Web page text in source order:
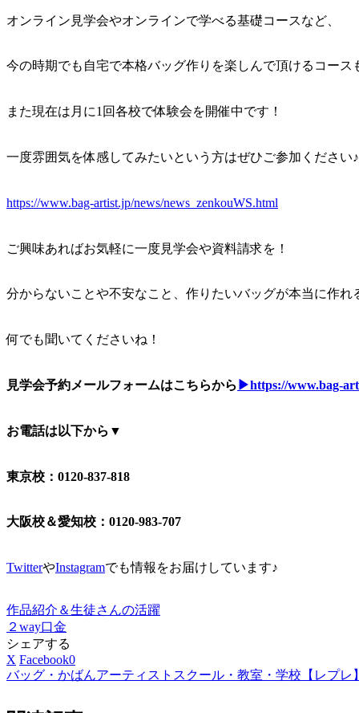
オンライン見学会やオンラインで学べる基礎コースなど、
今の時期でも自宅で本格バッグ作りを楽しんで頂けるコース
また現在は月に1回各校で体験会を開催中です！
一度雰囲気を体感してみたいという方はぜひご参加ください♪
https://www.bag-artist.jp/news/news_zenkouWS.html
ご興味あればお気軽に一度見学会や資料請求を！
分からないことや不安なこと、作りたいバッグが本当に作れ
何でも聞いてくださいね！
見学会予約メールフォームはこちらから ▶https://www.bag-
お電話は以下から▼
東京校：0120-837-818
大阪校＆愛知校：0120-983-707
TwitterやInstagramでも情報をお届けしています♪
作品紹介＆生徒さんの活躍
２way口金
シェアする
X Facebook0
バッグ・かばんアーティストスクール・教室・学校【レプレ】